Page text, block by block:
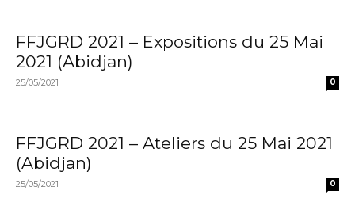
FFJGRD 2021 – Expositions du 25 Mai
2021 (Abidjan)
25/05/2021 0
FFJGRD 2021 – Ateliers du 25 Mai 2021
(Abidjan)
25/05/2021 0